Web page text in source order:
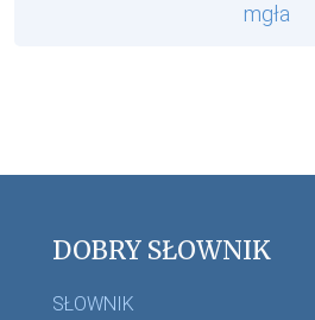
mgła
DOBRY SŁOWNIK
SŁOWNIK